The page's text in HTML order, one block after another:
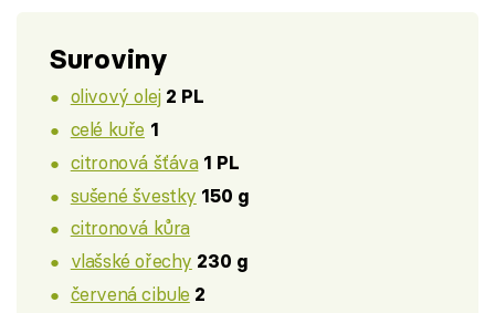
Suroviny
olivový olej 2 PL
celé kuře 1
citronová šťáva 1 PL
sušené švestky 150 g
citronová kůra
vlašské ořechy 230 g
červená cibule 2